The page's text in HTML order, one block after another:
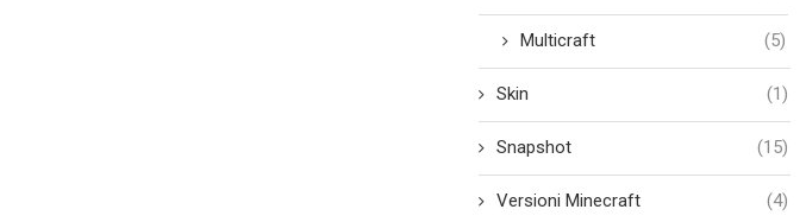
Multicraft (5)
Skin (1)
Snapshot (15)
Versioni Minecraft (4)